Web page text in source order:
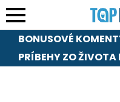
Menu
BONUSOVÉ
PRÍBEHY ZO ŽIVOTA